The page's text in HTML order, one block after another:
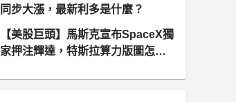
同步大漲，最新利多是什麼？
【美股巨頭】馬斯克宣布SpaceX獨
家押注輝達，特斯拉算力版圖怎麼